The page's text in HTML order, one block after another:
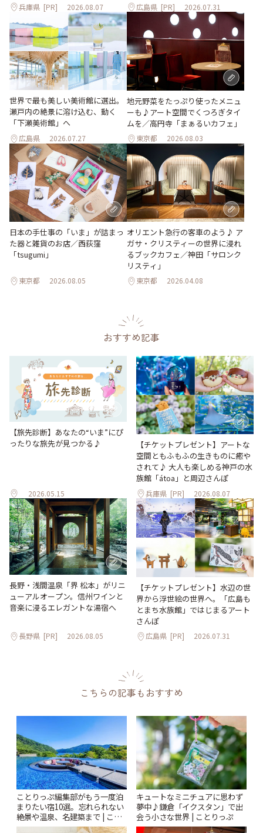
兵庫県 [PR] 2026.08.07 広島県 [PR] 2026.07.31
世界で最も美しい美術館に選出。
瀬戸内の絶景に溶け込む、動く
「下瀬美術館」へ
広島県 2026.07.27
地元野菜をたっぷり使ったメニュ
ーも♪アート空間でくつろぎタイ
ムを／高円寺「まぁるいカフェ」
東京都 2026.08.03
日本の手仕事の「いま」が詰まっ
た器と雑貨のお店／西荻窪
「tsugumi」
東京都 2026.08.05
オリエント急行の客車のよう♪ ア
ガサ・クリスティーの世界に浸れ
るブックカフェ／神田「サロンク
リスティ」
東京都 2026.04.08
おすすめ記事
【旅先診断】あなたの“いま”にぴ
ったりな旅先が見つかる♪
2026.05.15
【チケットプレゼント】アートな
空間ともふもふの生きものに癒や
されて♪ 大人も楽しめる神戸の水
族館「átoa」と周辺さんぽ
兵庫県 [PR] 2026.08.07
長野・浅間温泉「界 松本」がリニ
ューアルオープン。信州ワインと
音楽に浸るエレガントな湯宿へ
長野県 [PR] 2026.08.05
【チケットプレゼント】水辺の世
界から浮世絵の世界へ。「広島も
とまち水族館」ではじまるアート
さんぽ
広島県 [PR] 2026.07.31
こちらの記事もおすすめ
ことりっぷ編集部がもう一度泊
まりたい宿10選。忘れられない
絶景や温泉、名建築まで | こと
りっぷ
キュートなミニチュアに思わず
夢中♪鎌倉「イクスタン」で出
会う小さな世界 | ことりっぷ